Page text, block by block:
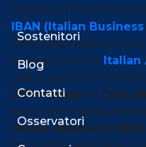
facilitano l’incontro tra
IBAN (Italian
1999, rappresenta la
settore, mentre Italian
costituisce la
270 membri. Il Club
associazioni
Italian Angels for
Sostenitori
Blog
Contatti
Osservatori